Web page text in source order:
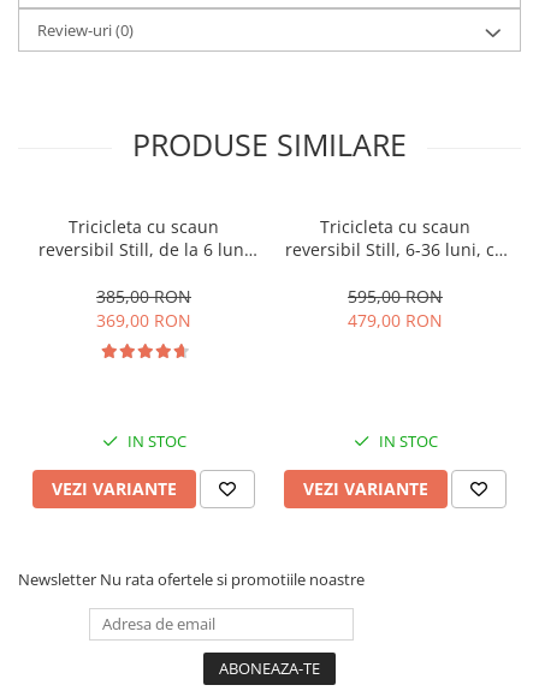
Review-uri(0)
PRODUSE SIMILARE
Tricicleta cu scaun
reversibil Still, de la 6 luni
roata Eva plina, siliconata
385,00 RON
369,00 RON
IN STOC
VEZI VARIANTE
Tricicleta cu scaun
reversibil Still, 6-36 luni, cu
roata cauciuc, cu lumini si
muzica, SL07
595,00 RON
479,00 RON
IN STOC
VEZI VARIANTE
Newsletter Nu rata ofertele si promotiile noastre